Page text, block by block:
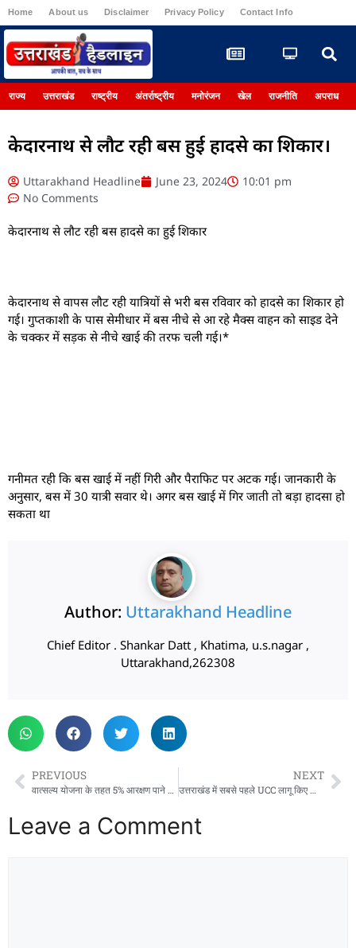
Home About us Disclaimer Privacy Policy Contact Info
राज्य उत्तराखंड राष्ट्रीय अंतर्राष्ट्रीय मनोरंजन खेल राजनीति अपराध
केदारनाथ से लौट रही बस हुई हादसे का शिकार।
Uttarakhand Headline June 23, 2024
10:01 pm
No Comments
केदारनाथ से लौट रही बस हादसे का हुई शिकार
केदारनाथ से वापस लौट रही यात्रियों से भरी बस रविवार को हादसे का शिकार हो
गई। गुप्तकाशी के पास सेमीधार में बस नीचे से आ रहे मैक्स वाहन को साइड देने
के चक्कर में सड़क से नीचे खाई की तरफ चली गई।*
गनीमत रही कि बस खाई में नहीं गिरी और पैराफिट पर अटक गई। जानकारी के
अनुसार, बस में 30 यात्री सवार थे। अगर बस खाई में गिर जाती तो बड़ा हादसा हो
सकता था
Author: Uttarakhand Headline
Chief Editor . Shankar Datt , Khatima, u.s.nagar ,
Uttarakhand,262308
PREVIOUS
वात्सल्य योजना के तहत 5% आरक्षण पाने वाली बालिकाओं ने सरकारी नौकरी में आने पर मंत्री जी ने जताई प्रसन्नता
NEXT
उत्तराखंड में सबसे पहले UCC लागू किए जाने पर मुख्यमंत्री धामी जी मुंबई में श्यामा प्रसाद मुखर्जी अवार्ड से सम्मानित
Leave a Comment